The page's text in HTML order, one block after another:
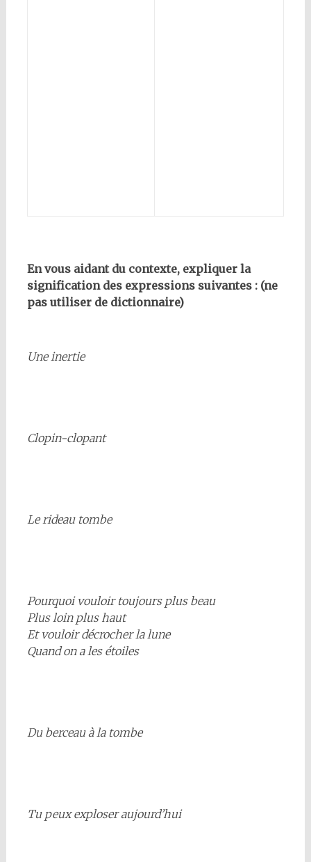
En vous aidant du contexte, expliquer la
signification des expressions suivantes : (ne
pas utiliser de dictionnaire)
Une inertie
Clopin-clopant
Le rideau tombe
Pourquoi vouloir toujours plus beau
Plus loin plus haut
Et vouloir décrocher la lune
Quand on a les étoiles
Du berceau à la tombe
Tu peux exploser aujourd’hui